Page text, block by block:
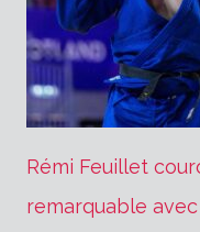
Rémi Feuillet
remarquable